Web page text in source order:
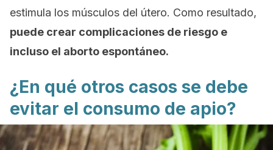
estimula los músculos del útero. Como resultado,
puede crear complicaciones de riesgo e
incluso el aborto espontáneo.
¿En qué otros casos se debe
evitar el consumo de apio?